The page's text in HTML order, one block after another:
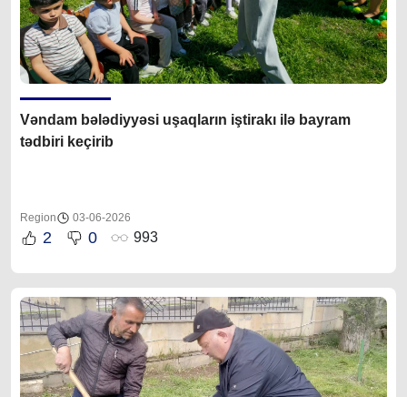
Vəndam bələdiyyəsi uşaqların iştirakı ilə bayram
tədbiri keçirib
Region 03-06-2026
2 0 993